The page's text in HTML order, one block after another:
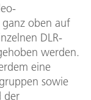
oben auf
DLR-
werden.
eine
sowie
der